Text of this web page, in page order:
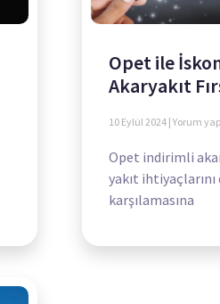
Opet ile
Akaryakıt
10 Eylül 2024 Yorum
Opet indirimli
yakıt
karşılamasına